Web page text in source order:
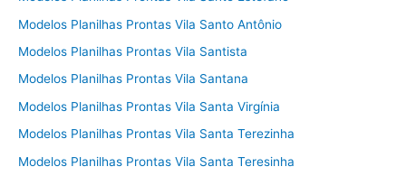
Modelos Planilhas Prontas Vila Santo Antônio
Modelos Planilhas Prontas Vila Santista
Modelos Planilhas Prontas Vila Santana
Modelos Planilhas Prontas Vila Santa Virgínia
Modelos Planilhas Prontas Vila Santa Terezinha
Modelos Planilhas Prontas Vila Santa Teresinha